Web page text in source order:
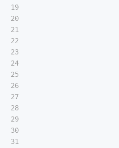
19
20
21
22
23
24
25
26
27
28
29
30
31